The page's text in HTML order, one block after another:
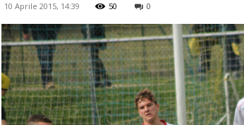
10 Aprile 2015, 14:39 50 0